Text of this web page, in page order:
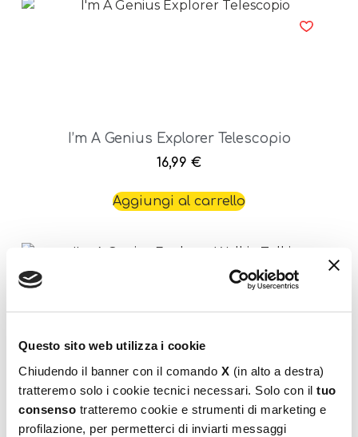
Questo sito web utilizza i cookie
Chiudendo il banner con il comando X (in alto a destra)
tratteremo solo i cookie tecnici necessari. Solo con il tuo
consenso tratteremo cookie e strumenti di marketing e
profilazione, per permetterci di inviarti messaggi
I’m A Genius Explorer Telescopio
16,99 €
Aggiungi al carrello
I’m A Genius Explorer Walkie Talkie
44,99€